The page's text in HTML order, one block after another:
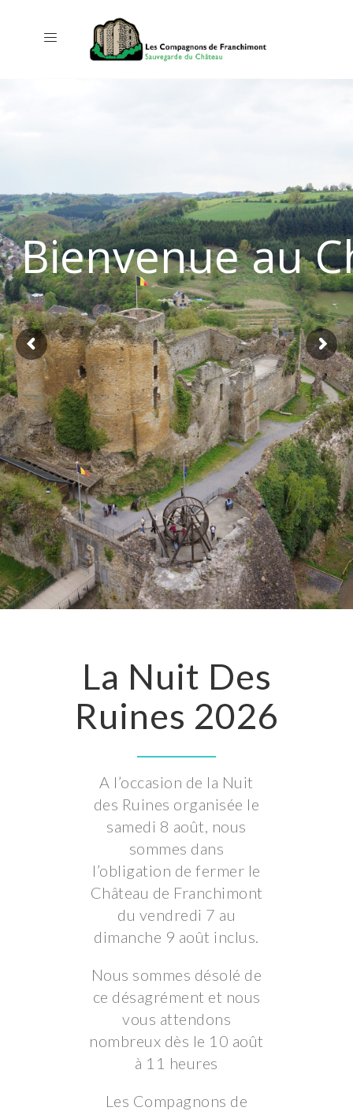
Bienvenue au
La Nuit Des
Ruines 2026
A l’occasion de la Nuit
des Ruines organisée le
samedi 8 août, nous
sommes dans
l’obligation de fermer le
Château de Franchimont
du vendredi 7 au
dimanche 9 août inclus.
Nous sommes désolé de
ce désagrément et nous
vous attendons
nombreux dès le 10 août
à 11 heures
Les Compagnons de